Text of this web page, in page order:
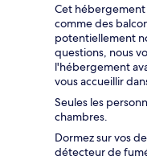
Cet
comme des
potentiellement
questions, nous
l'hébergement
vous accueillir
Seules les
chambres.
Dormez sur vos
détecteur de